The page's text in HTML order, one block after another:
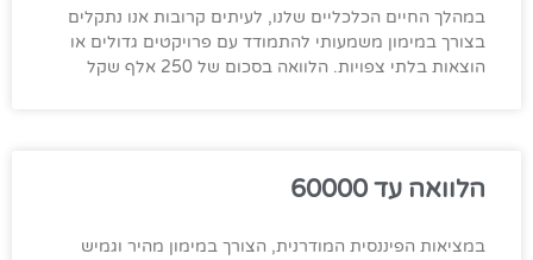
במהלך החיים הכלכליים שלנו, לעיתים קרובות אנו נתקלים
בצורך במימון משמעותי להתמודד עם פרויקטים גדולים או
הוצאות בלתי צפויות. הלוואה בסכום של 250 אלף שקל
הלוואה עד 60000
במציאות הפיננסית המודרנית, הצורך במימון מהיר וגמיש